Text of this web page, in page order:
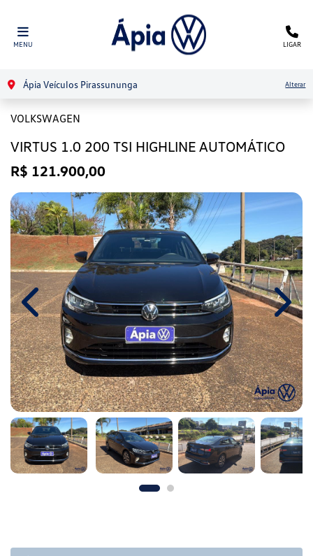
MENU LIGAR
Ápia Veículos Pirassununga Alterar
VOLKSWAGEN
VIRTUS 1.0 200 TSI HIGHLINE AUTOMÁTICO
R$ 121.900,00
Previous Next